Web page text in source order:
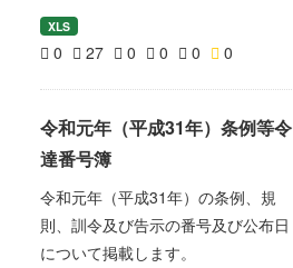
XLS
0 27 0 0 0 0
令和元年（平成31年）条例等令
達番号簿
令和元年（平成31年）の条例、規
則、訓令及び告示の番号及び公布日
について掲載します。